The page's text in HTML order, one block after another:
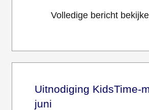
Volledige bericht
Uitnodiging KidsTime-
juni